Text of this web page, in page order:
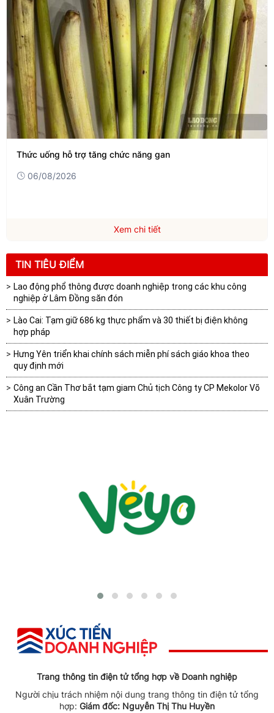
Thức uống hỗ trợ tăng chức năng gan
06/08/2026
Xem chi tiết
TIN TIÊU ĐIỂM
Lao động phổ thông được doanh nghiệp trong các khu công
nghiệp ở Lâm Đồng săn đón
Lào Cai: Tạm giữ 686 kg thực phẩm và 30 thiết bị điện không
hợp pháp
Hưng Yên triển khai chính sách miễn phí sách giáo khoa theo
quy định mới
Công an Cần Thơ bắt tạm giam Chủ tịch Công ty CP Mekolor Võ
Xuân Trường
Trang thông tin điện tử tổng hợp về Doanh nghiệp
Người chịu trách nhiệm nội dung trang thông tin điện tử tổng
hợp: Giám đốc: Nguyễn Thị Thu Huyền